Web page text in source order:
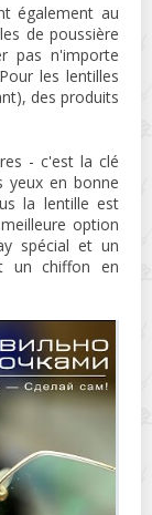
également au
de poussière
pas n'importe
les lentilles
des produits
- c'est la clé
yeux en bonne
la lentille est
option
spécial et un
un chiffon en